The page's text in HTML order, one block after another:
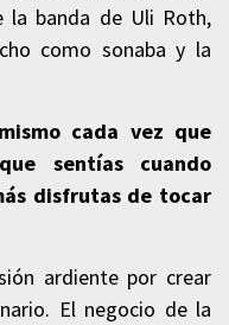
la banda de Uli Roth,
como sonaba y la
cada vez que
sentías cuando
disfrutas de tocar
ardiente por crear
El negocio de la